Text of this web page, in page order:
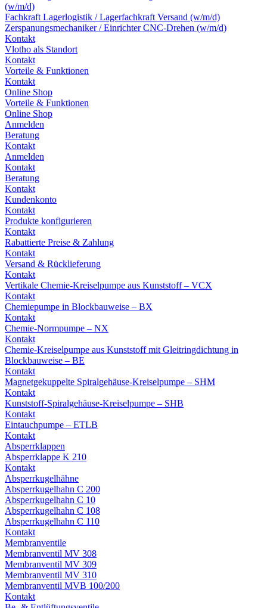
(w/m/d)
Fachkraft Lagerlogistik / Lagerfachkraft Versand (w/m/d)
Zerspanungsmechaniker / Einrichter CNC-Drehen (w/m/d)
Kontakt
Vlotho als Standort
Kontakt
Vorteile & Funktionen
Kontakt
Online Shop
Vorteile & Funktionen
Online Shop
Anmelden
Beratung
Kontakt
Anmelden
Kontakt
Beratung
Kontakt
Kundenkonto
Kontakt
Produkte konfigurieren
Kontakt
Rabattierte Preise & Zahlung
Kontakt
Versand & Rücklieferung
Kontakt
Vertikale Chemie-Kreiselpumpe aus Kunststoff – VCX
Kontakt
Chemiepumpe in Blockbauweise – BX
Kontakt
Chemie-Normpumpe – NX
Kontakt
Chemie-Kreiselpumpe aus Kunststoff mit Gleitringdichtung in
Blockbauweise – BE
Kontakt
Magnetgekuppelte Spiralgehäuse-Kreiselpumpe – SHM
Kontakt
Kunststoff-Spiralgehäuse-Kreiselpumpe – SHB
Kontakt
Eintauchpumpe – ETLB
Kontakt
Absperrklappen
Absperrklappe K 210
Kontakt
Absperrkugelhähne
Absperrkugelhahn C 200
Absperrkugelhahn C 10
Absperrkugelhahn C 108
Absperrkugelhahn C 110
Kontakt
Membranventile
Membranventil MV 308
Membranventil MV 309
Membranventil MV 310
Membranventil MVB 100/200
Kontakt